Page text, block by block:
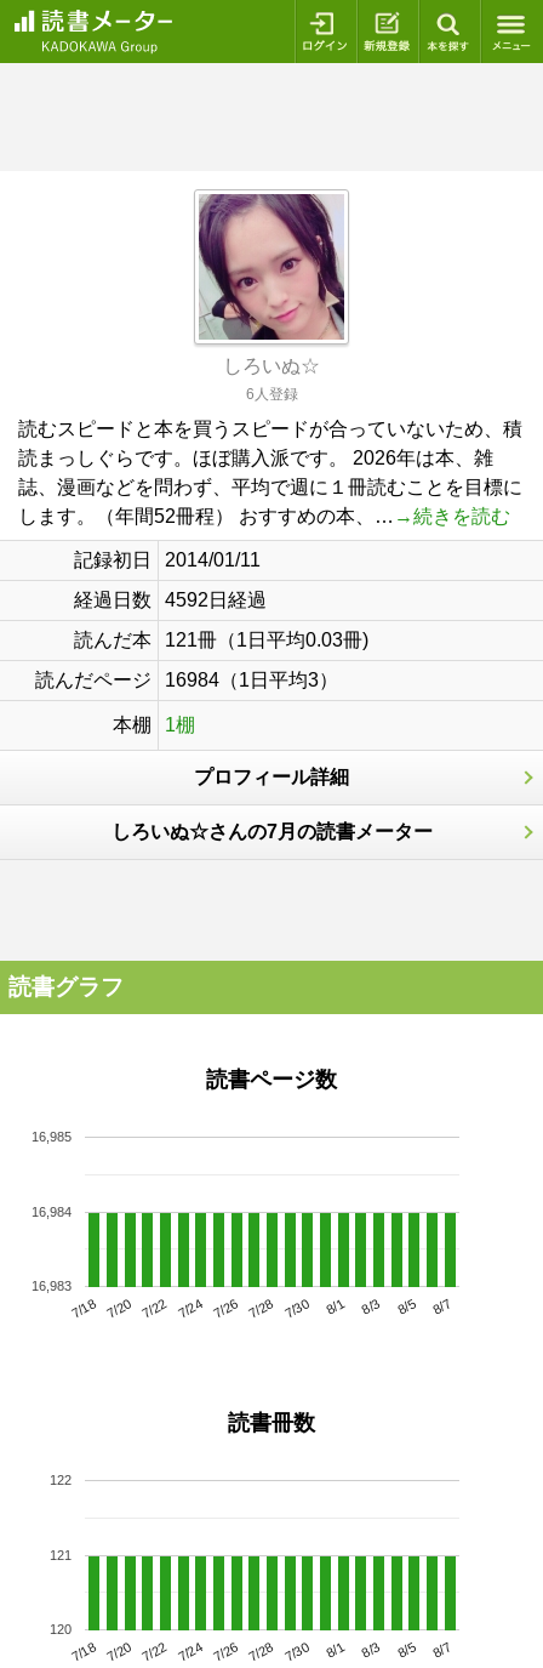
ログイン 新規登録
しろいぬ☆
6人登録
読むスピードと本を買うスピードが合っていないため、積
読まっしぐらです。ほぼ購入派です。 2026年は本、雑
誌、漫画などを問わず、平均で週に１冊読むことを目標に
します。（年間52冊程） おすすめの本、… →続きを読む
記録初日
2014/01/11
経過日数
4592日経過
読んだ本
121冊（1日平均0.03冊)
読んだページ
16984（1日平均3）
本棚 1棚
プロフィール詳細
しろいぬ☆さんの7月の読書メーター
読書グラフ
読書ページ数
7/18 7/20 7/22 7/24 7/26 7/28 7/30 8/1 8/3 8/5 8/7
16,983
16,984
16,985
読書冊数
7/18 7/20 7/22 7/24 7/26 7/28 7/30 8/1 8/3 8/5 8/7
120
121
122